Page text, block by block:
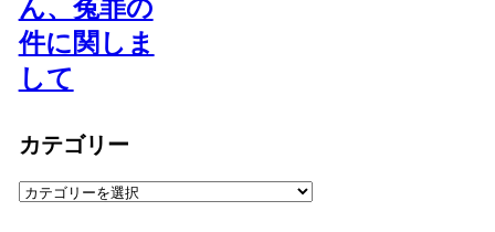
ん、冤罪の
件に関しま
して
カテゴリー
カ